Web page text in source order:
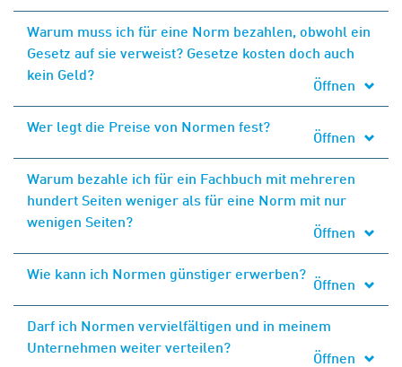
Warum muss ich für eine Norm bezahlen, obwohl ein
Gesetz auf sie verweist? Gesetze kosten doch auch
kein Geld?
Öffnen
Wer legt die Preise von Normen fest?
Öffnen
Warum bezahle ich für ein Fachbuch mit mehreren
hundert Seiten weniger als für eine Norm mit nur
wenigen Seiten?
Öffnen
Wie kann ich Normen günstiger erwerben?
Öffnen
Darf ich Normen vervielfältigen und in meinem
Unternehmen weiter verteilen?
Öffnen